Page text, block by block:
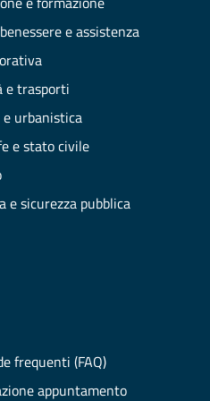
e assistenza
e trasporti
urbanistica
e stato civile
e sicurezza pubblica
frequenti (FAQ)
appuntamento